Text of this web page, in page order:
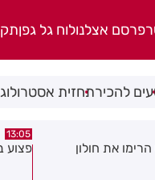
פרסם אצלנולוח גל גפן
להכירתחזית
במרכז חולון
08:58
גופה